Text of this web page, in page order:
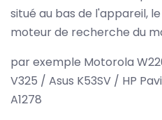
situé au bas de l'appareil,
moteur de recherche du
par exemple Motorola
V325 / Asus K53SV / HP
A1278